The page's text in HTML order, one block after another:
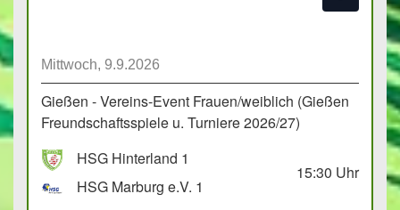
Mittwoch, 9.9.2026
Gießen - Vereins-Event Frauen/weiblich (Gießen
Freundschaftsspiele u. Turniere 2026/27)
HSG Hinterland 1
HSG Marburg e.V. 1
15:30 Uhr